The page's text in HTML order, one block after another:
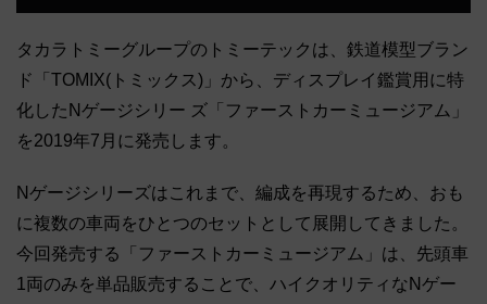
タカラトミーグループのトミーテックは、鉄道模型ブラン
ド「TOMIX(トミックス)」から、ディスプレイ鑑賞用に特
化したNゲージシリー ズ「ファーストカーミュージアム」
を2019年7月に発売します。
Nゲージシリーズはこれまで、編成を再現するため、おも
に複数の車両をひとつのセットとして展開してきました。
今回発売する「ファーストカーミュージアム」は、先頭車
1両のみを単品販売することで、ハイクオリティなNゲー